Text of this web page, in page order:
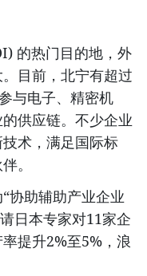
的热门目的地，外
目前，北宁有超过
与电子、精密机
供应链。不少企业
术，满足国际标
。
协助辅助产业企业
日本专家对11家企
提升2%至5%，浪